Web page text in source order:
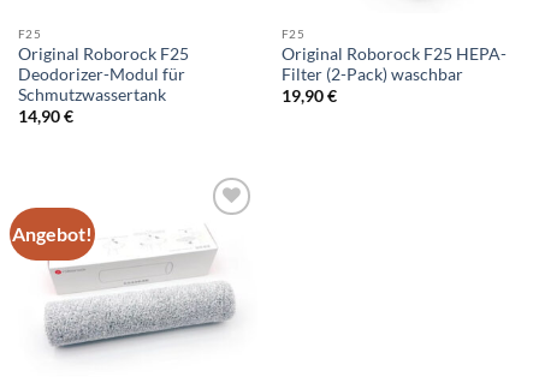
F25
Original Roborock F25
Deodorizer-Modul für
Schmutzwassertank
14,90€
F25
Original Roborock F25 HEPA-
Filter (2-Pack) waschbar
19,90€
Angebot!
Add to
wishlist